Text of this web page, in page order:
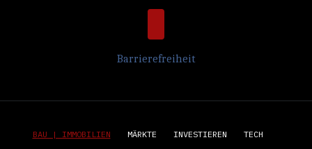
Barrierefreiheit
BAU | IMMOBILIEN MÄRKTE INVESTIEREN TECH